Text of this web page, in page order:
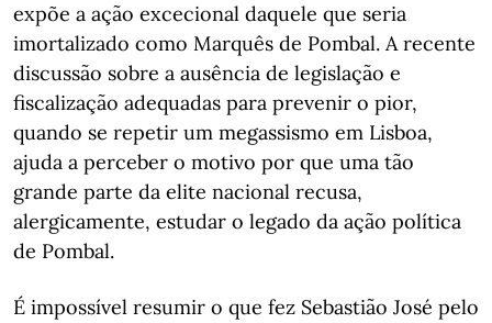
expõe a ação excecional daquele que seria
imortalizado como Marquês de Pombal. A recente
discussão sobre a ausência de legislação e
fiscalização adequadas para prevenir o pior,
quando se repetir um megassismo em Lisboa,
ajuda a perceber o motivo por que uma tão
grande parte da elite nacional recusa,
alergicamente, estudar o legado da ação política
de Pombal.
É impossível resumir o que fez Sebastião José pelo